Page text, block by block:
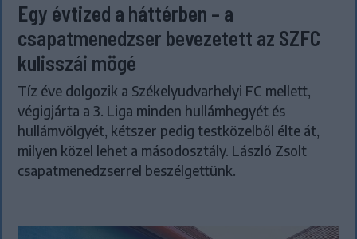
Egy évtized a háttérben – a
csapatmenedzser bevezetett az SZFC
kulisszái mögé
Tíz éve dolgozik a Székelyudvarhelyi FC mellett,
végigjárta a 3. Liga minden hullámhegyét és
hullámvölgyét, kétszer pedig testközelből élte át,
milyen közel lehet a másodosztály. László Zsolt
csapatmenedzserrel beszélgettünk.